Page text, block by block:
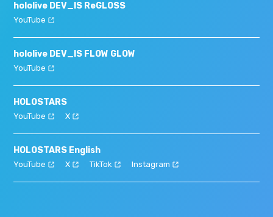
hololive DEV_IS ReGLOSS
YouTube
hololive DEV_IS FLOW GLOW
YouTube
HOLOSTARS
YouTube X
HOLOSTARS English
YouTube X TikTok Instagram